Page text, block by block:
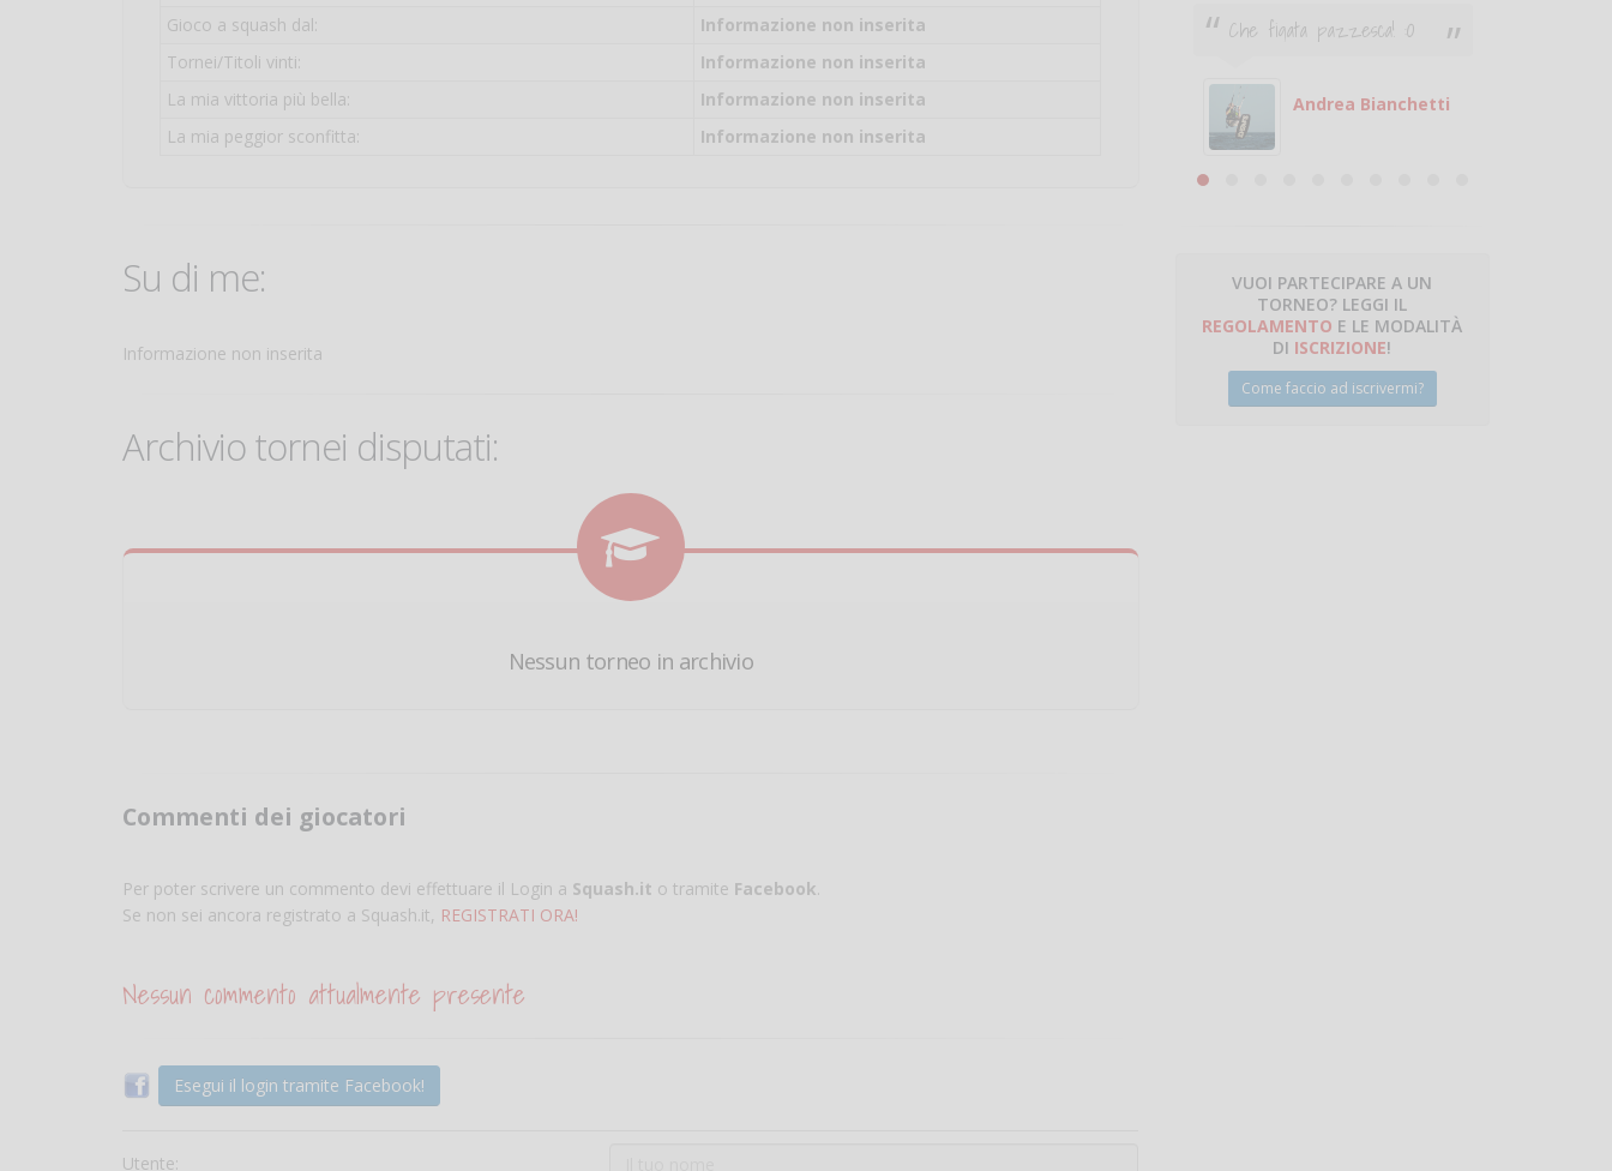
Gioco a squash dal:
Informazione non inserita
Tornei/Titoli vinti:
Informazione non inserita
La mia vittoria più bella:
Informazione non inserita
La mia peggior sconfitta:
Informazione non inserita
Su di me:
Informazione non inserita
Archivio tornei disputati:
Nessun torneo in archivio
Commenti dei giocatori
Per poter scrivere un commento devi effettuare il Login a Squash.it o tramite Facebook.
Se non sei ancora registrato a Squash.it, REGISTRATI ORA!
Nessun commento attualmente presente
Esegui il login tramite Facebook!
Utente:
Salve,
come fare per prenotare
il campo per giocare con
un mio amico?
Devo chiamare il numero
Che figata pazzesca! :O
Andrea Bianchetti
VUOI PARTECIPARE A UN
TORNEO? LEGGI IL
REGOLAMENTO E LE MODALITÀ
DI ISCRIZIONE!
Come faccio ad iscrivermi?